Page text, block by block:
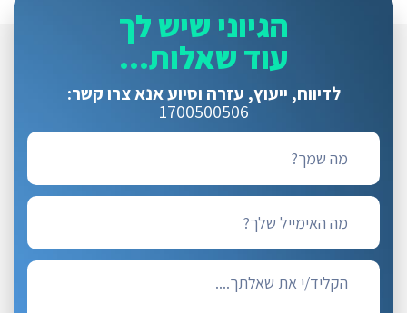
הגיוני שיש לך
עוד שאלות...
לדיווח, ייעוץ, עזרה וסיועאנא צרו קשר:
1700500506